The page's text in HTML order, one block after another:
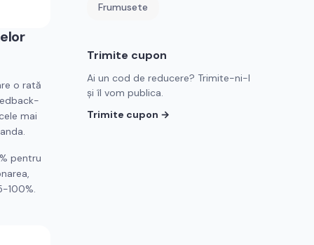
o rată
mai
pentru
100%.
Frumusete
Trimite cupon
Ai un cod de reducere? Trimite-ni-l
și îl vom publica.
Trimite cupon →